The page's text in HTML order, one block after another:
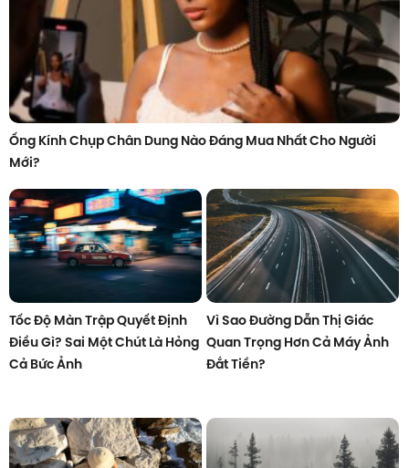
Ống Kính Chụp Chân Dung Nào Đáng Mua Nhất Cho Người
Mới?
Tốc Độ Màn Trập Quyết Định
Điều Gì? Sai Một Chút Là Hỏng
Cả Bức Ảnh
Vì Sao Đường Dẫn Thị Giác
Quan Trọng Hơn Cả Máy Ảnh
Đắt Tiền?